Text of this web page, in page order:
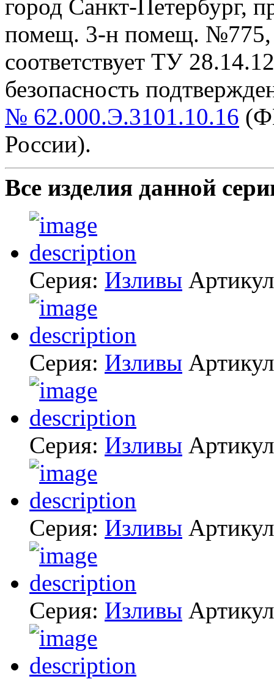
город Санкт-Петербург,
помещ. 3-н помещ. №775,
cоответствует ТУ
безопасность
№ 62.000.Э.3101.10.16
России).
Все изделия данной
Серия: Изливы
Серия: Изливы
Серия: Изливы
Серия: Изливы
Серия: Изливы